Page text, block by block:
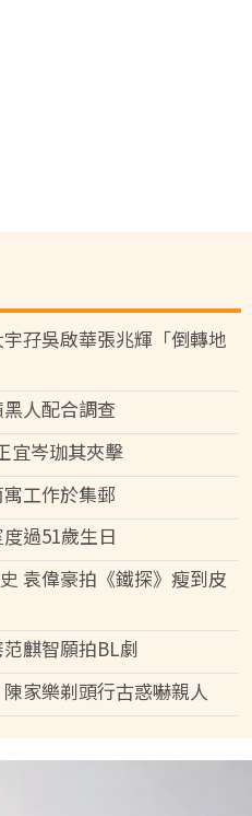
孖吳啟華張兆輝「倒轉地
人配合調查
宜岑珈其夾擊
工作於集郵
過51歲生日
袁偉豪拍《鐵探》瘦到皮
麒智願拍BL劇
家樂剃頭行古惑嚇親人